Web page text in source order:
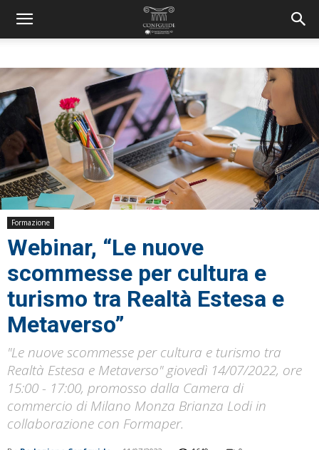
Formazione
Webinar, “Le nuove
scommesse per cultura e
turismo tra Realtà Estesa e
Metaverso”
"Le nuove scommesse per cultura e turismo tra
Realtà Estesa e Metaverso" giovedì 14/07/2022, ore
15:00 - 17:00, promosso dalla Camera di
commercio di Milano Monza Brianza Lodi in
collaborazione con Formaper.